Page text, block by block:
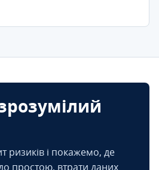
ризиків і покажемо, де
простою, втрати даних